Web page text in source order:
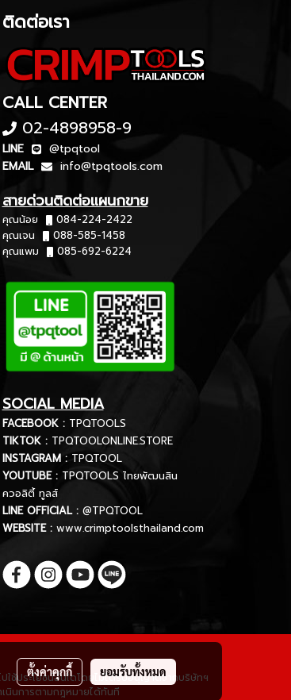
ติดต่อเรา
CALL CENTER
02-4898958-9
LINE
@tpqtool
EMAIL
info@tpqtools.com
สายด่วนติดต่อแผนกขาย
คุณน้อย
084-224-2422
คุณเจน
088-585-1458
คุณแพม
085-692-6224
SOCIAL MEDIA
FACEBOOK : TPQTOOLS
TIKTOK : TPQTOOLONLINE.STORE
INSTAGRAM : TPQTOOL
YOUTUBE : TPQTOOLS ไทยพัฒนสิน
ควอลิตี้ ทูลส์
LINE OFFICIAL : @TPQTOOL
WEBSITE : www.crimptoolsthailand.com
ช้ประโยชน์อื่นใดโดยไม่ได้รับอนุญาตจากบริษัทฯ
นินการตามกฎหมายได้ทันที
ตั้งค่าคุกกี้ ยอมรับทั้งหมด